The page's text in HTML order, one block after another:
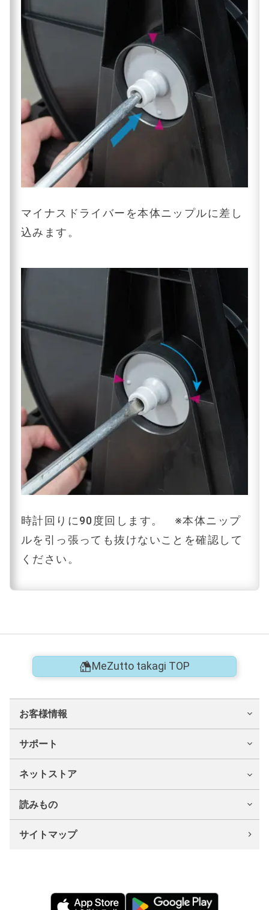
マイナスドライバーを本体ニップルに差し
込みます。
時計回りに90度回します。 ※本体ニップ
ルを引っ張っても抜けないことを確認して
ください。
MeZutto takagi TOP
お客様情報
サポート
ネットストア
読みもの
サイトマップ